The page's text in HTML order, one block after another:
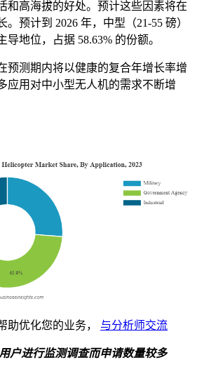
和高海拔的好处。预计这些因素将在
预计到 2026 年，中型（21-55 磅）
地位，占据 58.63% 的份额。
预测期内将以健康的复合年增长率增
应用对中小型无人机的需求不断增
助优化您的业务， 与分析师交流
户进行监测调查而申请数量较多